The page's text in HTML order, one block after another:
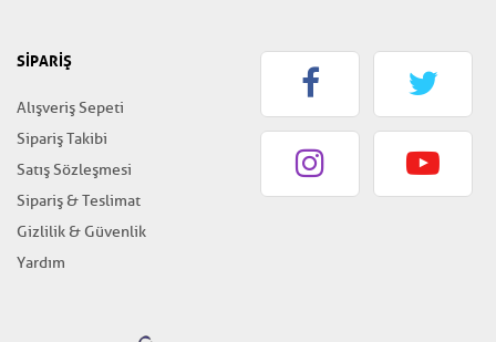
SİPARİŞ
Alışveriş Sepeti
Sipariş Takibi
Satış Sözleşmesi
Sipariş & Teslimat
Gizlilik & Güvenlik
Yardım